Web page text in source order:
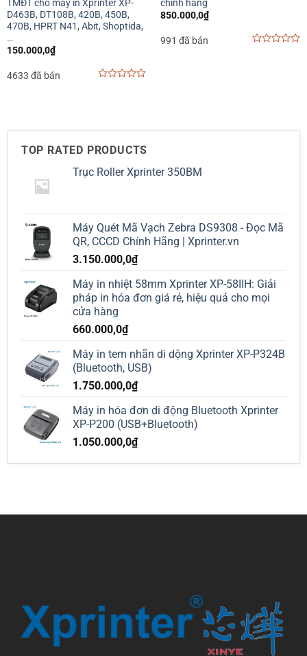
TMĐT cho máy in Xprinter XP-
D463B, DT108B, 420B, 450B,
470B, HPRT N41, Abit, Shoptida,
…
150.000,0₫
4633 đã bán
chính hãng
850.000,0₫
991 đã bán
TOP RATED PRODUCTS
Trục Roller Xprinter 350BM
Máy Quét Mã Vạch Zebra DS9308 - Đọc Mã
QR, CCCD Chính Hãng | Xprinter.vn
3.150.000,0₫
Máy in nhiệt 58mm Xprinter XP-58IIH: Giải
pháp in hóa đơn giá rẻ, hiệu quả cho mọi
cửa hàng
660.000,0₫
Máy in tem nhãn di dộng Xprinter XP-P324B
(Bluetooth, USB)
1.750.000,0₫
Máy in hóa đơn di động Bluetooth Xprinter
XP-P200 (USB+Bluetooth)
1.050.000,0₫